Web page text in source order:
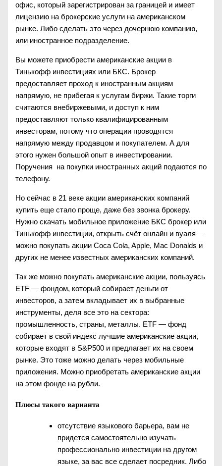
офис, который зарегистрирован за границей и имеет
лицензию на брокерские услуги на американском
рынке. Либо сделать это через дочернюю компанию,
или иностранное подразделение.
Вы можете приобрести американские акции в
Тинькофф инвестициях или БКС. Брокер
предоставляет проход к иностранным акциям
напрямую, не прибегая к услугам биржи. Такие торги
считаются внебиржевыми, и доступ к ним
предоставляют только квалифицированным
инвесторам, потому что операции проводятся
напрямую между продавцом и покупателем. А для
этого нужен большой опыт в инвестировании.
Поручения на покупки иностранных акций подаются по
телефону.
Но сейчас в 21 веке акции американских компаний
купить еще стало проще, даже без звонка брокеру.
Нужно скачать мобильное приложение БКС брокер или
Тинькофф инвестиции, открыть счёт онлайн и вуаля —
можно покупать акции Coca Cola, Apple, Mac Donalds и
других не менее известных американских компаний.
Так же можно покупать американские акции, пользуясь
ETF — фондом, который собирает деньги от
инвесторов, а затем вкладывает их в выбранные
инструменты, деля все это на сектора:
промышленность, страны, металлы. ETF — фонд
собирает в свой индекс лучшие американские акции,
которые входят в S&P500 и предлагает их на своем
рынке. Это тоже можно делать через мобильные
приложения. Можно приобретать американские акции
на этом фонде на рубли.
Плюсы такого варианта
отсутствие языкового барьера, вам не
придется самостоятельно изучать
профессионально инвестиции на другом
языке, за вас все сделает посредник. Либо